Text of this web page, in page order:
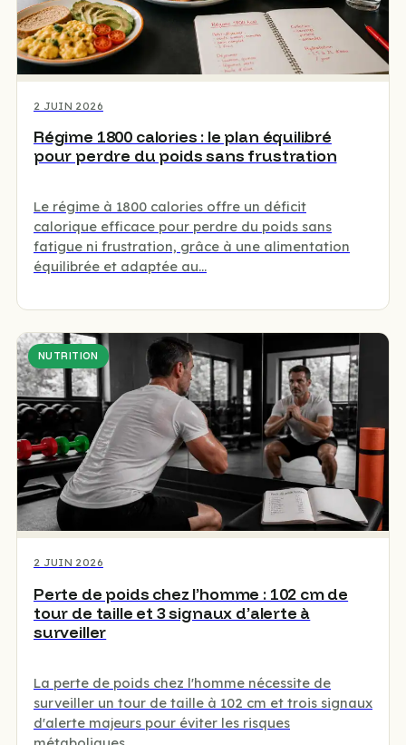
Régime 1800 calories : le plan équilibré
pour perdre du poids sans frustration
2 JUIN 2026
Le régime à 1800 calories offre un déficit
calorique efficace pour perdre du poids sans
fatigue ni frustration, grâce à une alimentation
équilibrée et adaptée au…
NUTRITION
Perte de poids chez l’homme : 102 cm de
tour de taille et 3 signaux d’alerte à
surveiller
2 JUIN 2026
La perte de poids chez l'homme nécessite de
surveiller un tour de taille à 102 cm et trois signaux
d'alerte majeurs pour éviter les risques